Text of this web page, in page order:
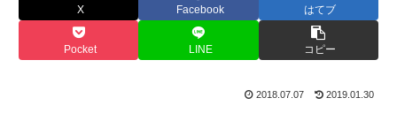
X Facebook はてブ
Pocket LINE コピー
2018.07.07 2019.01.30